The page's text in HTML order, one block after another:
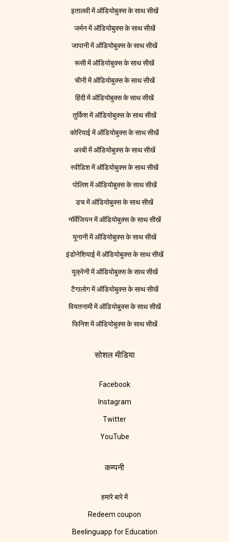
इतालवी में ऑडियोबुक्स के साथ सीखें
जर्मन में ऑडियोबुक्स के साथ सीखें
जापानी में ऑडियोबुक्स के साथ सीखें
रूसी में ऑडियोबुक्स के साथ सीखें
चीनी में ऑडियोबुक्स के साथ सीखें
हिंदी में ऑडियोबुक्स के साथ सीखें
तुर्किश में ऑडियोबुक्स के साथ सीखें
कोरियाई में ऑडियोबुक्स के साथ सीखें
अरबी में ऑडियोबुक्स के साथ सीखें
स्वीडिश में ऑडियोबुक्स के साथ सीखें
पोलिश में ऑडियोबुक्स के साथ सीखें
डच में ऑडियोबुक्स के साथ सीखें
नॉर्वेजियन में ऑडियोबुक्स के साथ सीखें
यूनानी में ऑडियोबुक्स के साथ सीखें
इंडोनेशियाई में ऑडियोबुक्स के साथ सीखें
यूक्रेनी में ऑडियोबुक्स के साथ सीखें
टैगालोग में ऑडियोबुक्स के साथ सीखें
वियतनामी में ऑडियोबुक्स के साथ सीखें
फिनिश में ऑडियोबुक्स के साथ सीखें
सोशल मीडिया
Facebook
Instagram
Twitter
YouTube
कम्पनी
हमारे बारे में
Redeem coupon
Beelinguapp for Education